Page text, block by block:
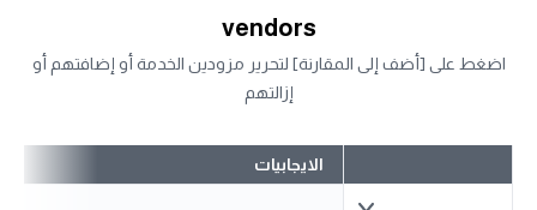
vendors
اضغط على [أضف إلى المقارنة] لتحرير مزودين الخدمة أو إضافتهم أو
إزالتهم
الايجابيات